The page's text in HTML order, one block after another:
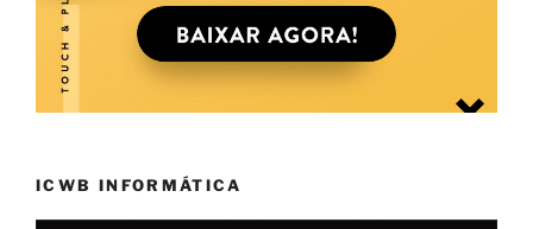
ICWB INFORMÁTICA